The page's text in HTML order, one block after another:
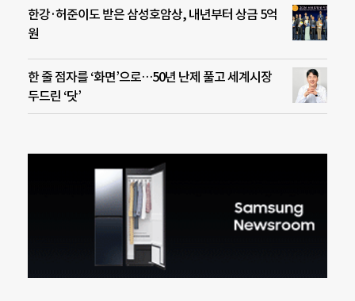
한강·허준이도 받은 삼성호암상, 내년부터 상금 5억
원
한 줄 점자를 ‘화면’으로…50년 난제 풀고 세계시장
두드린 ‘닷’